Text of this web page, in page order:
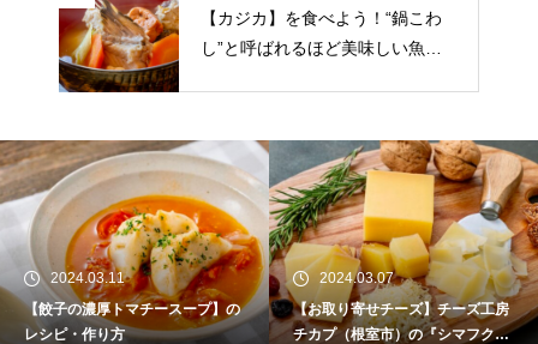
【カジカ】を食べよう！“鍋こわ
し”と呼ばれるほど美味しい魚。
2024.03.11
【餃子の濃厚トマチースープ】の
レシピ・作り方
2024.03.07
【お取り寄せチーズ】チーズ工房
チカプ（根室市）の『シマフクロ